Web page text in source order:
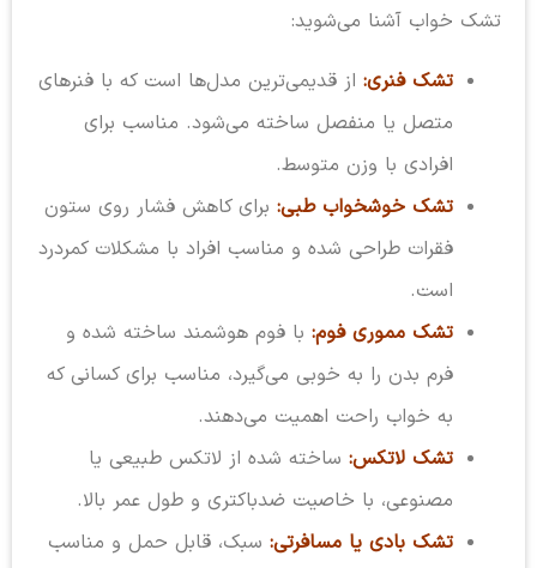
تشک خواب آشنا می‌شوید:
تشک فنری:از قدیمی‌ترین مدل‌ها است که با فنرهای
متصل یا منفصل ساخته می‌شود. مناسب برای
افرادی با وزن متوسط.
تشک خوشخواب طبی:برای کاهش فشار روی ستون
فقرات طراحی شده و مناسب افراد با مشکلات کمردرد
است.
تشک مموری فوم:با فوم هوشمند ساخته شده و
فرم بدن را به خوبی می‌گیرد، مناسب برای کسانی که
به خواب راحت اهمیت می‌دهند.
تشک لاتکس:ساخته شده از لاتکس طبیعی یا
مصنوعی، با خاصیت ضدباکتری و طول عمر بالا.
تشک بادی یا مسافرتی:سبک، قابل حمل و مناسب